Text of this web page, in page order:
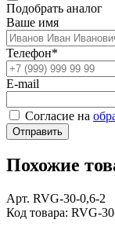
Подобрать аналог
Ваше имя
Телефон*
E-mail
Согласие на
Отправить
Похожие
Арт. RVG-30-0,6-2
Код товара: RVG-